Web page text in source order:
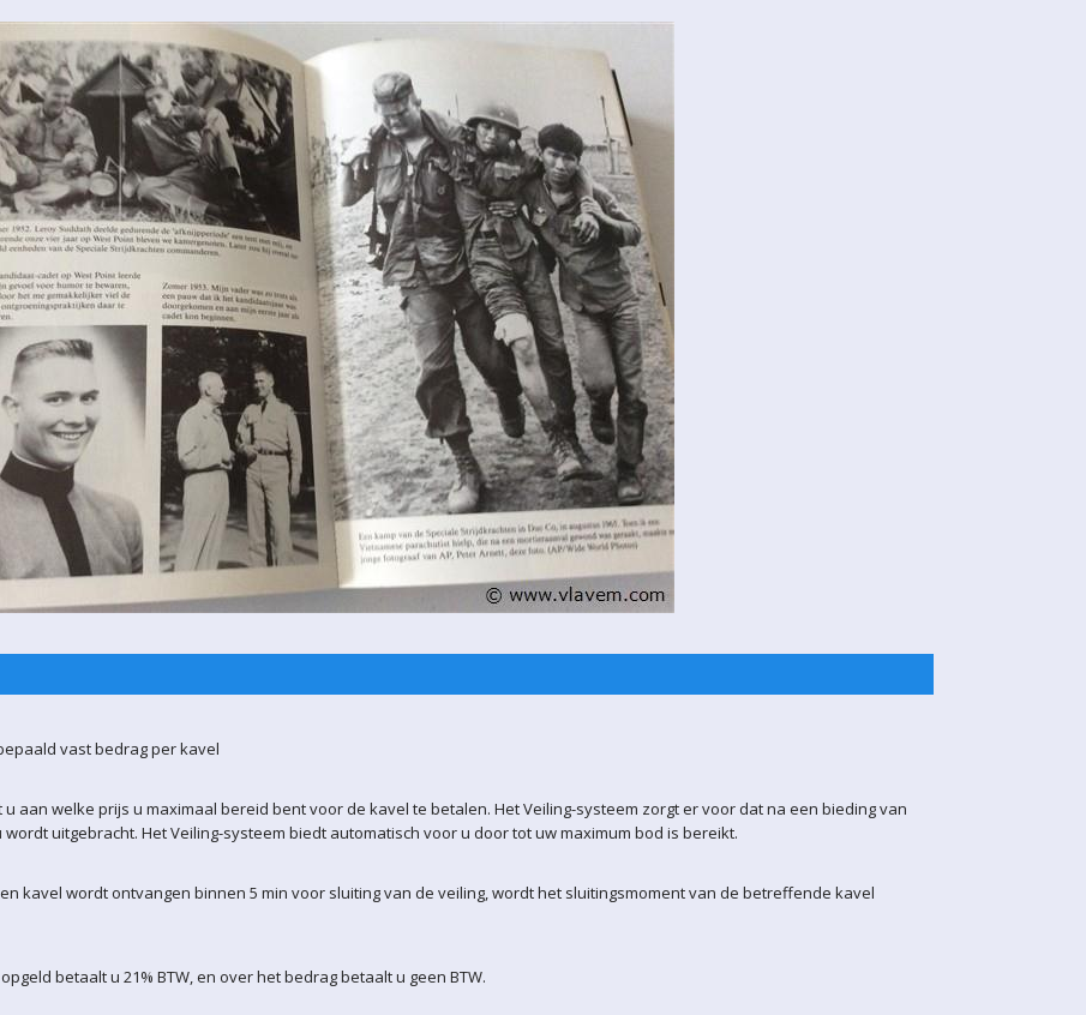
vast bedrag per kavel
aan welke prijs u maximaal bereid bent voor de kavel te betalen. Het Veiling-systeem zorgt er voor dat na een bieding van
uitgebracht. Het Veiling-systeem biedt automatisch voor u door tot uw maximum bod is bereikt.
kavel wordt ontvangen binnen 5 min voor sluiting van de veiling, wordt het sluitingsmoment van de betreffende kavel
betaalt u 21% BTW, en over het bedrag betaalt u geen BTW.